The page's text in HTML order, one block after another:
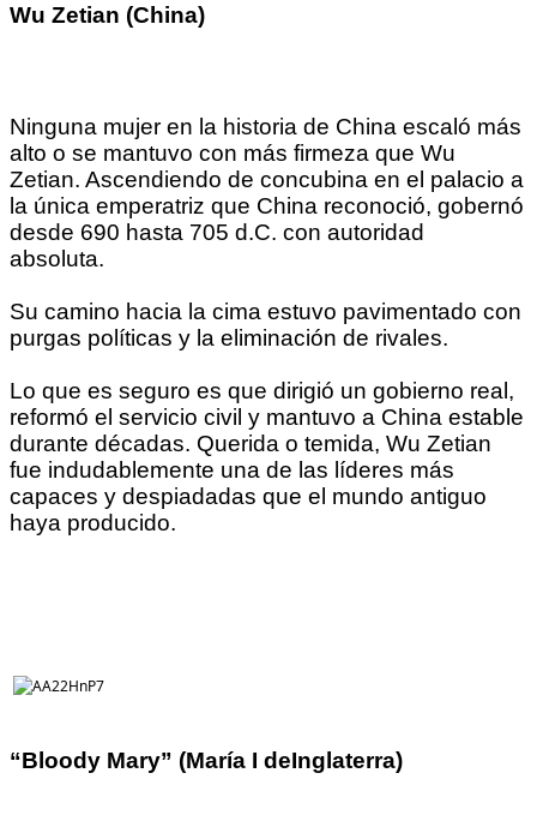
Wu Zetian (China)
Ninguna mujer en la historia de China escaló más
alto o se mantuvo con más firmeza que Wu
Zetian. Ascendiendo de concubina en el palacio a
la única emperatriz que China reconoció, gobernó
desde 690 hasta 705 d.C. con autoridad
absoluta.
Su camino hacia la cima estuvo pavimentado con
purgas políticas y la eliminación de rivales.
Lo que es seguro es que dirigió un gobierno real,
reformó el servicio civil y mantuvo a China estable
durante décadas. Querida o temida, Wu Zetian
fue indudablemente una de las líderes más
capaces y despiadadas que el mundo antiguo
haya producido.
“Bloody Mary” (María I deInglaterra)